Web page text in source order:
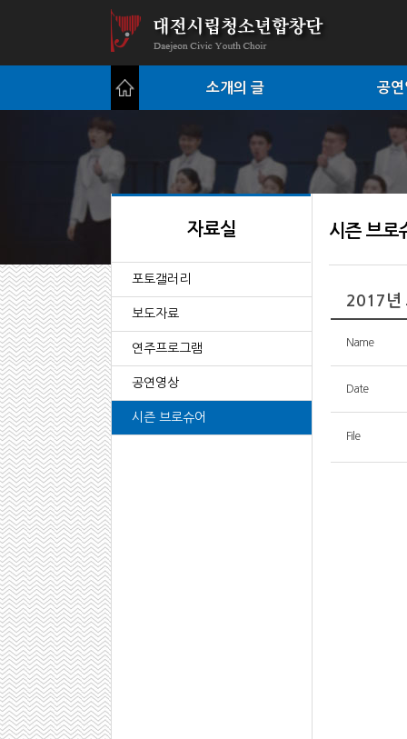
소개의 글 공연
자료실
포토갤러리
보도자료
연주프로그램
공연영상
시즌 브로슈어
시즌 브로
2017년
Name
Date
File